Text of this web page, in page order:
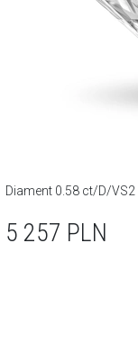
Diament 0.58 ct/D/VS2
5 257 PLN